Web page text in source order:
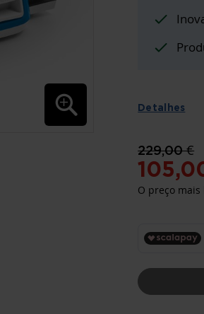
Detalhes
229,00 €
O preço